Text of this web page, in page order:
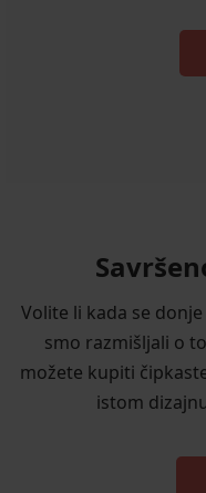
Volite li kada se
smo razmišljali o
možete kupiti
istom